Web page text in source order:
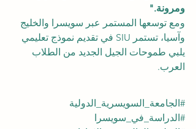
ومرونة."
ومع توسعها المستمر عبر سويسرا والخليج
وآسيا، تستمر SIU في تقديم نموذج تعليمي
يلبي طموحات الجيل الجديد من الطلاب
العرب.
#الجامعة_السويسرية_الدولية
#الدراسة_في_سويسرا